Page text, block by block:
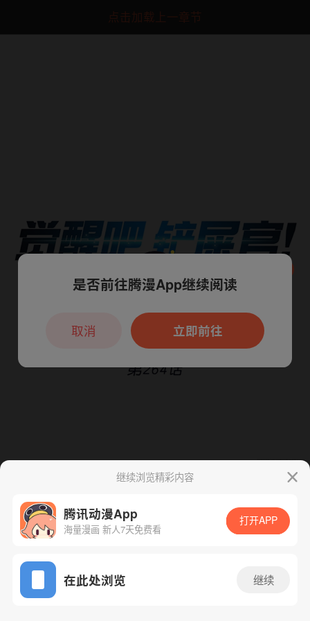
点击加载上一章节
App免费看
下一话 腾漫App免费看
继续浏览精彩内容
腾讯动漫App
海量漫画 新人7天免费看
打开APP
在此处浏览 继续
本章节仅支持App阅读，可打开App新用
户7天免费看
是否前往腾漫App继续阅读
立即前往
取消